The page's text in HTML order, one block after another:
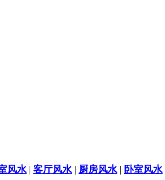
风水| 客厅风水| 厨房风水| 卧室风水|